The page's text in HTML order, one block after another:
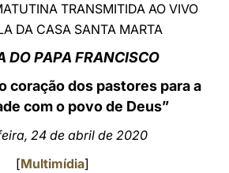
TRANSMITIDA AO VIVO
DA CASA SANTA MARTA
DO PAPA FRANCISCO
coração dos pastores para a
com o povo de Deus”
24 de abril de 2020
[Multimídia]